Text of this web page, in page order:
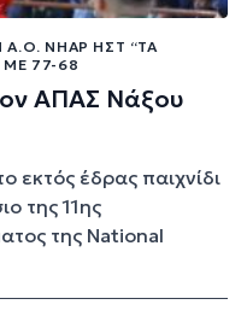
ΝΉΑΡ ΉΣΤ “ΤΑ
77-68
ΑΠΑΣ Νάξου
εκτός έδρας παιχνίδι
της 11ης
της National